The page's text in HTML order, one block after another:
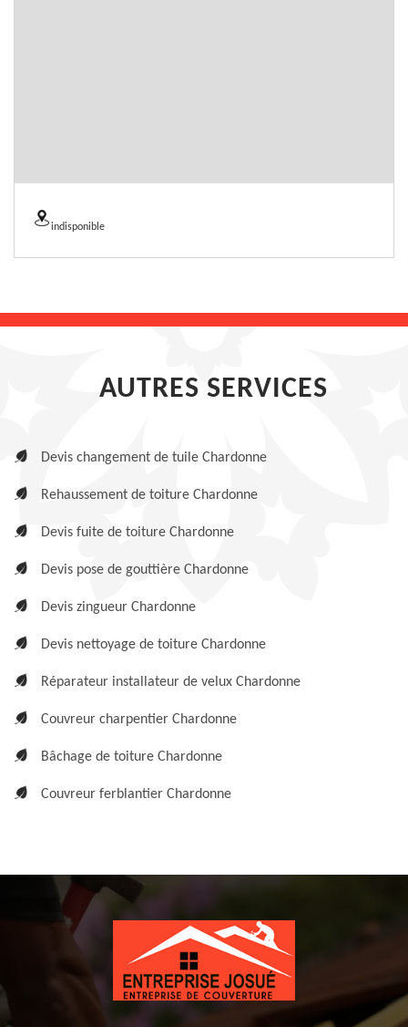
indisponible
AUTRES SERVICES
Devis changement de tuile Chardonne
Rehaussement de toiture Chardonne
Devis fuite de toiture Chardonne
Devis pose de gouttière Chardonne
Devis zingueur Chardonne
Devis nettoyage de toiture Chardonne
Réparateur installateur de velux Chardonne
Couvreur charpentier Chardonne
Bâchage de toiture Chardonne
Couvreur ferblantier Chardonne